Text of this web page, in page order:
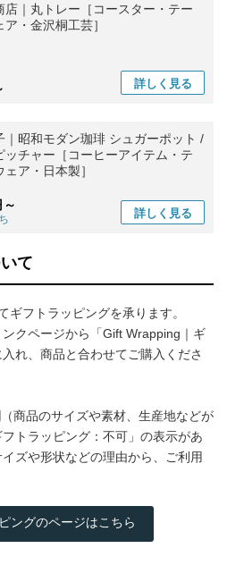
店｜丸トレー［コースター・テー
ア・金沢桐工芸］
詳しく 見る
｜昭和モダン珈琲 シュガーポット /
ッチャー［コーヒーアイテム・テ
ェア・日本製］
詳しく 見る
て
フトラッピングを承ります。
クページから「Gift Wrapping｜ギ
れ、商品と合わせてご購入くださ
商品のサイズや素材、生産地などが
トラッピング：不可」の表示があ
ズや形状などの理由から、ご利用
ングのページはこちら